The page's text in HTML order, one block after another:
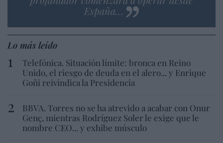
España…
Lo más leído
Telefónica. Situación límite: bronca en Reino
Unido, el riesgo de deuda en el alero... y Enrique
Goñi reivindica la Presidencia
BBVA. Torres no se ha atrevido a acabar con Onur
Genç, mientras Rodríguez Soler le exige que le
nombre CEO... y exhibe músculo